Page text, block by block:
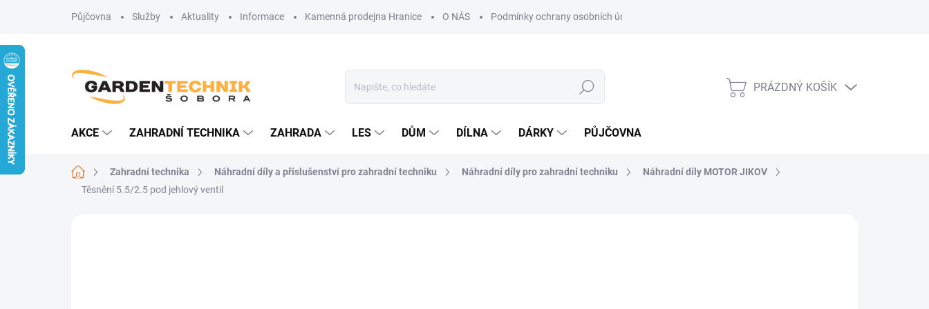
Půjčovna Služby Aktuality Informace Kamenná prodejna Hranice O NÁS Podmínky ochrany osobních údajů
Hledat
NÁKUPNÍ
PRÁZDNÝ KOŠÍK
AKCE ZAHRADNÍ TECHNIKA ZAHRADA LES DŮM DÍLNA DÁRKY PŮJČOVNA
Domů Zahradní technika Náhradní díly a příslušenství pro zahradní techniku Náhradní díly pro zahradní techniku
Náhradní díly MOTOR JIKOV
Těsnění 5.5/2.5 pod jehlový ventil